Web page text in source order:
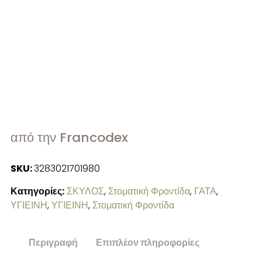
από την Francodex
SKU:3283021701980
Κατηγορίες:ΣΚΥΛΟΣ,Στοματική Φροντίδα, ΓΑΤΑ,
ΥΓΙΕΙΝΗ,ΥΓΙΕΙΝΗ,Στοματική Φροντίδα
Περιγραφή Επιπλέον πληροφορίες